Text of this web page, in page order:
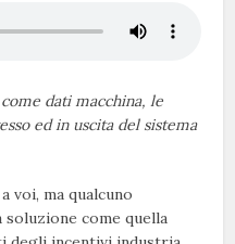
dati macchina, le
ed in uscita del sistema
voi, ma qualcuno
come quella